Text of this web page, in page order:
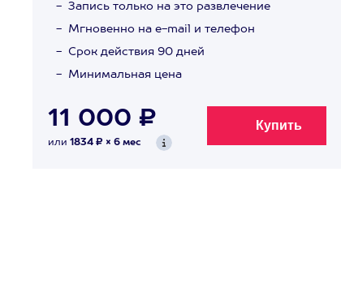
Запись только на это развлечение
Мгновенно на e-mail и телефон
Срок действия 90 дней
Минимальная цена
11 000 ₽
или 1834 ₽ × 6 мес